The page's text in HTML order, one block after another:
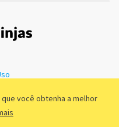
você obtenha a melhor